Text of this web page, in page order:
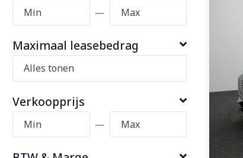
—
Maximaal leasebedrag
Verkoopprijs
—